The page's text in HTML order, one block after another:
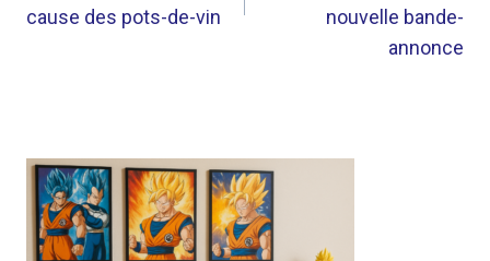
cause des pots-de-vin
nouvelle bande-
annonce